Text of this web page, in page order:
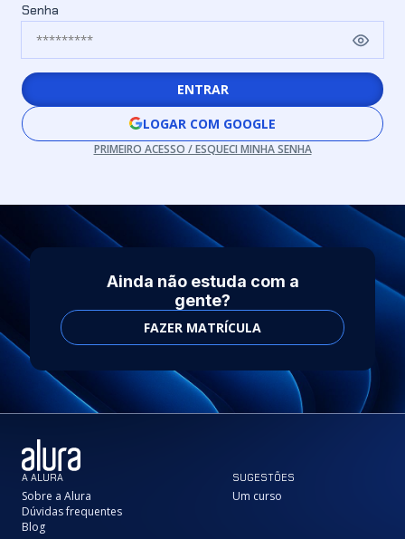
Senha
ENTRAR
LOGAR COM GOOGLE
PRIMEIRO ACESSO / ESQUECI MINHA SENHA
Ainda não estuda com a
gente?
FAZER MATRÍCULA
A ALURA
Sobre a Alura
Dúvidas frequentes
Blog
SUGESTÕES
Um curso